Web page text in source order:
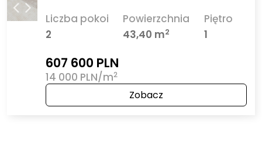
Liczba pokoi
2
Powierzchnia
43,40 m2
Piętro
1
607 600 PLN
14 000 PLN/m2
Zobacz